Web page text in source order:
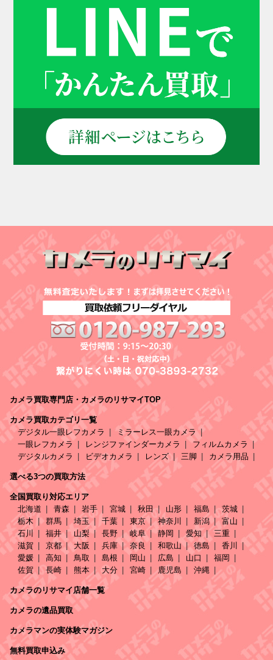
カメラ買取専門店・カメラのリサマイTOP
カメラ買取カテゴリ一覧
デジタル一眼レフカメラ
ミラーレス一眼カメラ
一眼レフカメラ
レンジファインダーカメラ
フィルムカメラ
デジタルカメラ
ビデオカメラ レンズ 三脚 カメラ用品
選べる3つの買取方法
全国買取り対応エリア
北海道
青森 岩手 宮城 秋田 山形 福島
茨城
栃木
群馬 埼玉 千葉 東京 神奈川 新潟
富山
石川
福井 山梨 長野 岐阜 静岡 愛知
三重
滋賀
京都 大阪 兵庫 奈良 和歌山 徳島
香川
愛媛
高知 鳥取 島根 岡山 広島 山口
福岡
佐賀
長崎 熊本 大分 宮崎 鹿児島 沖縄
カメラのリサマイ店舗一覧
カメラの遺品買取
カメラマンの実体験マガジン
無料買取申込み